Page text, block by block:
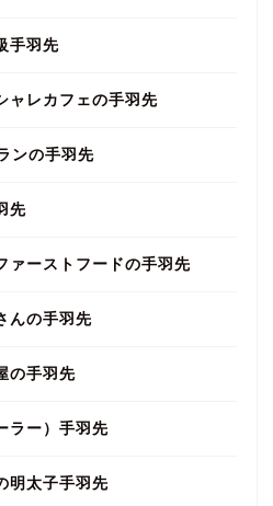
手羽先
ャレカフェの手羽先
ンの手羽先
先
ァーストフードの手羽先
んの手羽先
の手羽先
ラー）手羽先
明太子手羽先